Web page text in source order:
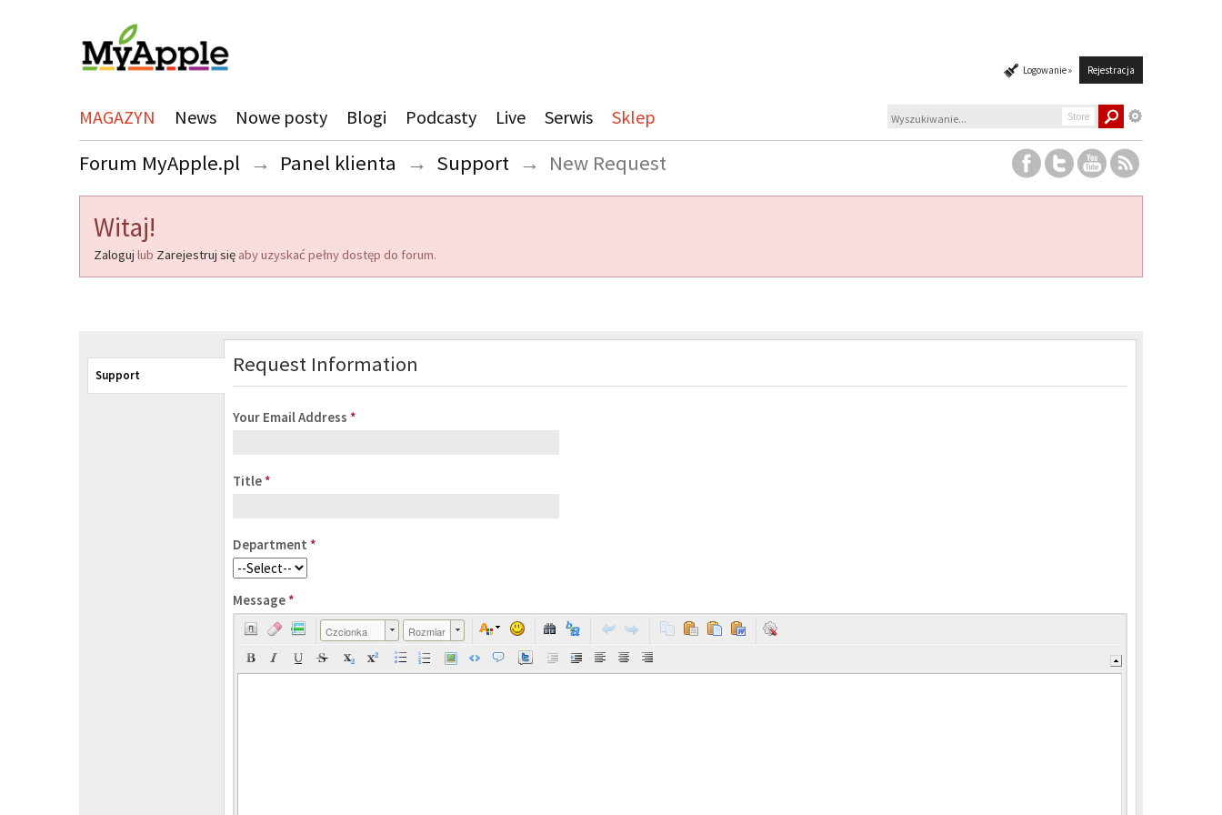
Logowanie » Rejestracja
MAGAZYN News Nowe posty Blogi Podcasty Live Serwis Sklep Store
Forum MyApple.pl → Panel klienta → Support → New Request
Witaj!
Zaloguj lub Zarejestruj się aby uzyskać pełny dostęp do forum.
Support Request Information
Your Email Address *
Title *
Department *
Message *
Czcionka Rozmiar